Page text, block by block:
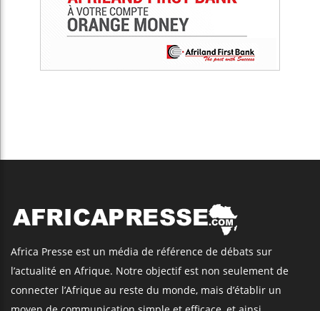
Africa Presse est un média de référence de débats sur
l’actualité en Afrique. Notre objectif est non seulement de
connecter l’Afrique au reste du monde, mais d’établir un